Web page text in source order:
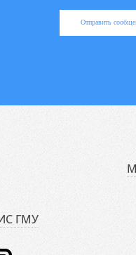
Отправить
ГМУ